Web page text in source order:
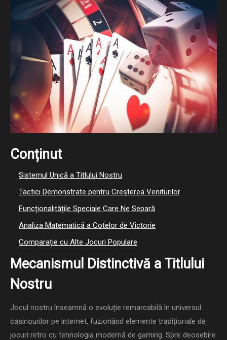
Conținut
Sistemul Unică a Titlului Nostru
Tactici Demonstrate pentru Creșterea Veniturilor
Funcționalitățile Speciale Care Ne Separă
Analiza Matematică a Cotelor de Victorie
Comparație cu Alte Jocuri Populare
Mecanismul Distinctivă a Titlului
Nostru
Jocul nostru înseamnă o evoluție remarcabilă în universul
casinourilor pe internet, fuzionând elemente tradiționale de
jocuri retro cu tehnologia modernă de gaming. Spre deosebire